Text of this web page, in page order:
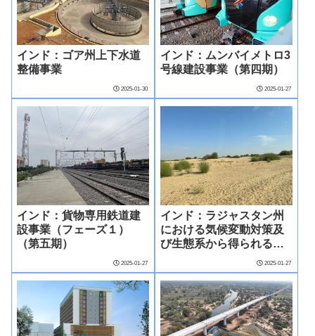
インド：ゴア州上下水道
整備事業
2025-01-30
インド：ムンバイメトロ3
号線建設事業（第四期）
2025-01-27
インド：貨物専用鉄道建
設事業（フェーズ１）
（第五期）
2025-01-27
インド：ラジャスタン州
における気候変動対策及
び生態系から得られる利
2025-01-27